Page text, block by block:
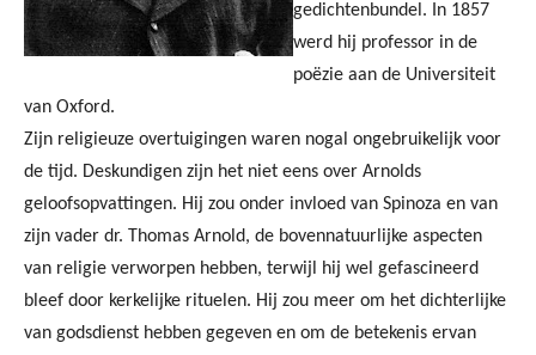
gedichtenbundel. In 1857
werd hij professor in de
poëzie aan de Universiteit
van Oxford.
Zijn religieuze overtuigingen waren nogal ongebruikelijk voor
de tijd. Deskundigen zijn het niet eens over Arnolds
geloofsopvattingen. Hij zou onder invloed van Spinoza en van
zijn vader dr. Thomas Arnold, de bovennatuurlijke aspecten
van religie verworpen hebben, terwijl hij wel gefascineerd
bleef door kerkelijke rituelen. Hij zou meer om het dichterlijke
van godsdienst hebben gegeven en om de betekenis ervan